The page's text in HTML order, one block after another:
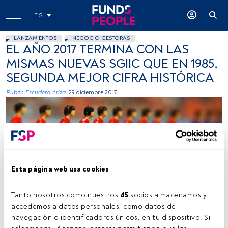
Esta página web usa cookies
Tanto nosotros como nuestros 45 socios almacenamos y
accedemos a datos personales, como datos de
navegación o identificadores únicos, en tu dispositivo. Si
ES
LANZAMIENTOS NEGOCIO GESTORAS
EL AÑO 2017 TERMINA CON LAS
MISMAS NUEVAS SGIIC QUE EN 1985,
SEGUNDA MEJOR CIFRA HISTÓRICA
Rubén Escudero Ariza. 29 diciembre 2017
Tiempo lectura: 2 min.